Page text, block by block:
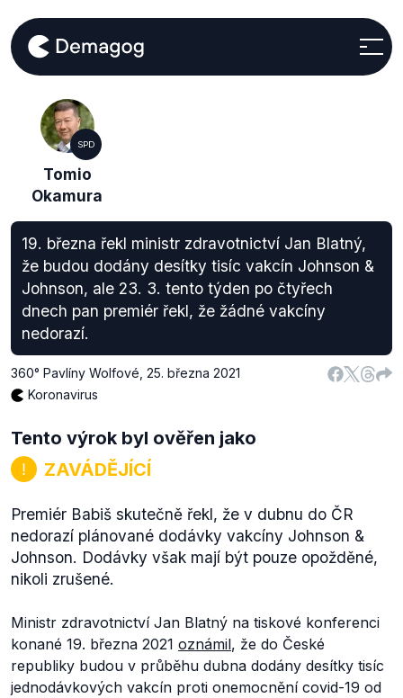
SPD
Tomio
Okamura
19. března řekl ministr zdravotnictví Jan Blatný,
že budou dodány desítky tisíc vakcín Johnson &
Johnson, ale 23. 3. tento týden po čtyřech
dnech pan premiér řekl, že žádné vakcíny
nedorazí.
360° Pavlíny Wolfové 25. března 2021
Koronavirus
Tento výrok byl ověřen jako
ZAVÁDĚJÍCÍ
Premiér Babiš skutečně řekl, že v dubnu do ČR
nedorazí plánované dodávky vakcíny Johnson &
Johnson. Dodávky však mají být pouze opožděné,
nikoli zrušené.
Ministr zdravotnictví Jan Blatný na tiskové konferenci
konané 19. března 2021 oznámil, že do České
republiky budou v průběhu dubna dodány desítky tisíc
jednodávkových vakcín proti onemocnění covid-19 od